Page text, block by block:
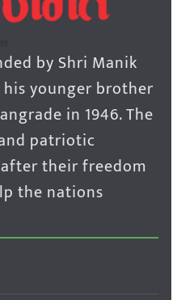
by Shri Manik
younger brother
in 1946. The
patriotic
their freedom
the nations